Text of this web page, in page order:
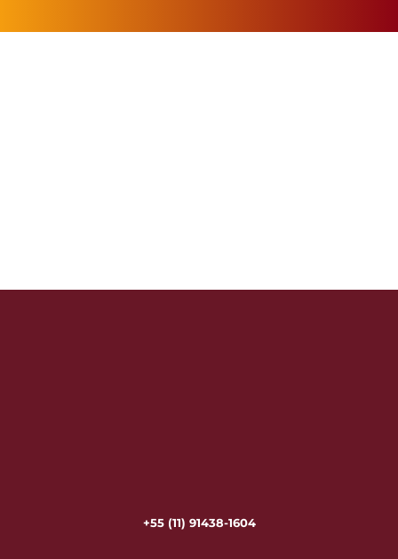
+55 (11) 91438-1604